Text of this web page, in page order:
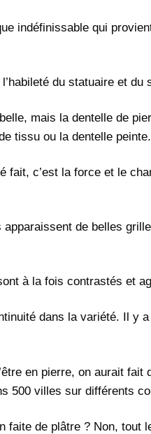
indéfinissable qui
du statuaire et du
mais la dentelle de
tissu ou la dentelle peinte.
fait, c’est la force et le
de belles
à la fois contrastés et
dans la variété. Il y
en pierre, on aurait
500 villes sur différents
faite de plâtre ? Non, tout